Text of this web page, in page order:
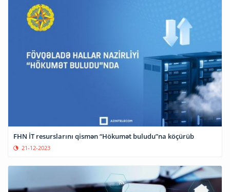
FHN İT resurslarını qismən “Hökumət buludu”na köçürüb
21-12-2023